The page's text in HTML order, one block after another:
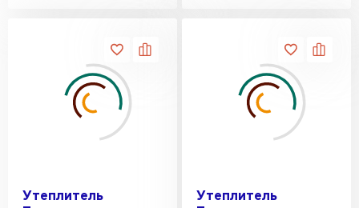
Утеплитель
Утеплитель
Утеплитель Isoroc
Утеплитель Isover